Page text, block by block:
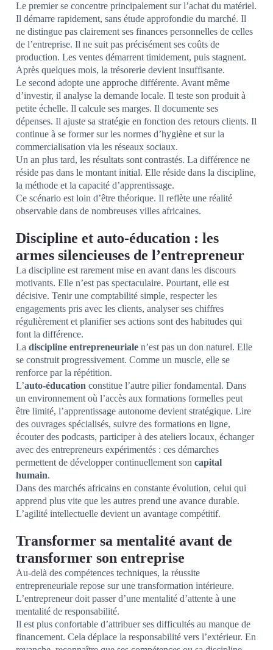
Le premier se concentre principalement sur l’achat du matériel.
Il démarre rapidement, sans étude approfondie du marché. Il
ne distingue pas clairement ses finances personnelles de celles
de l’entreprise. Il ne suit pas précisément ses coûts de
production. Les ventes démarrent timidement, puis stagnent.
Après quelques mois, la trésorerie devient insuffisante.
Le second adopte une approche différente. Avant même
d’investir, il analyse la demande locale. Il teste son produit à
petite échelle. Il calcule ses marges. Il documente ses
dépenses. Il ajuste sa stratégie en fonction des retours clients. Il
continue à se former sur les normes d’hygiène et sur la
commercialisation via les réseaux sociaux.
Un an plus tard, les résultats sont contrastés. La différence ne
réside pas dans le montant initial. Elle réside dans la discipline,
la méthode et la capacité d’apprentissage.
Ce scénario est loin d’être théorique. Il reflète une réalité
observable dans de nombreuses villes africaines.
Discipline et auto-éducation : les
armes silencieuses de l’entrepreneur
La discipline est rarement mise en avant dans les discours
motivants. Elle n’est pas spectaculaire. Pourtant, elle est
décisive. Tenir une comptabilité simple, respecter les
engagements pris avec les clients, analyser ses chiffres
régulièrement et planifier ses actions sont des habitudes qui
font la différence.
La discipline entrepreneuriale n’est pas un don naturel. Elle
se construit progressivement. Comme un muscle, elle se
renforce par la répétition.
L’auto-éducation constitue l’autre pilier fondamental. Dans
un environnement où l’accès aux formations formelles peut
être limité, l’apprentissage autonome devient stratégique. Lire
des ouvrages spécialisés, suivre des formations en ligne,
écouter des podcasts, participer à des ateliers locaux, échanger
avec des entrepreneurs expérimentés : ces démarches
permettent de développer continuellement son capital
humain.
Dans des marchés africains en constante évolution, celui qui
apprend plus vite que les autres prend une avance durable.
L’agilité intellectuelle devient un avantage compétitif.
Transformer sa mentalité avant de
transformer son entreprise
Au-delà des compétences techniques, la réussite
entrepreneuriale repose sur une transformation intérieure.
L’entrepreneur doit passer d’une mentalité d’attente à une
mentalité de responsabilité.
Il est plus confortable d’attribuer ses difficultés au manque de
financement. Cela déplace la responsabilité vers l’extérieur. En